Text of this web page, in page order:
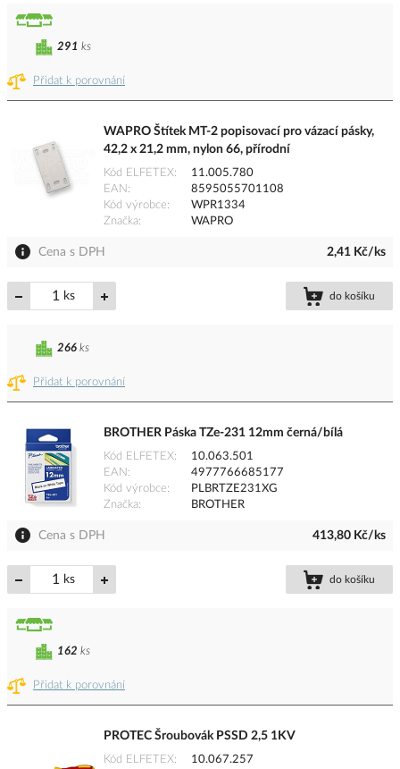
Přidat k porovnání
291 ks
WAPRO Štítek MT-2 popisovací pro vázací pásky,
42,2 x 21,2 mm, nylon 66, přírodní
Kód ELFETEX
11.005.780
EAN
8595055701108
Kód výrobce
WPR1334
Značka
WAPRO
Cena s DPH 2,41 Kč/ks
ks do košíku
Přidat k porovnání
266 ks
BROTHER Páska TZe-231 12mm černá/bílá
Kód ELFETEX
10.063.501
EAN
4977766685177
Kód výrobce
PLBRTZE231XG
Značka
BROTHER
Cena s DPH 413,80 Kč/ks
ks do košíku
Přidat k porovnání
162 ks
PROTEC Šroubovák PSSD 2,5 1KV
Kód ELFETEX
10.067.257